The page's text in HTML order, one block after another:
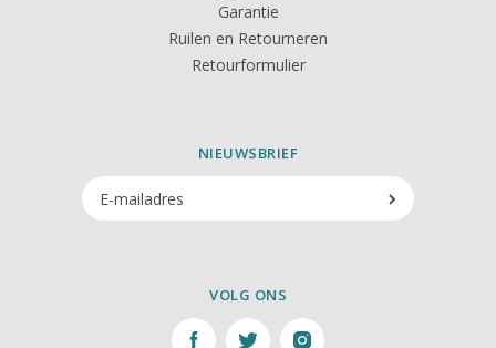
Garantie
Ruilen en Retourneren
Retourformulier
NIEUWSBRIEF
VOLG ONS